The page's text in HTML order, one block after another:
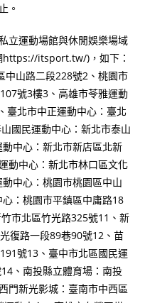
。
立運動場館與休閒娛樂場域
https://itsport.tw/)，如下：
中山路二段228號2、桃園市
號3樓3、高雄市苓雅運動
臺北市中正運動中心：臺北
國民運動中心：新北市泰山
中心：新北市新店區北新
動中心：新北市林口區文化
中心：桃園市桃園區中山
：桃園市平鎮區中庸路18
市北區竹光路325號11、新
復路一段89巷90號12、苗
號13、臺中市北區國民運
、南投縣立體育場：南投
門新光影城：臺南市中西區